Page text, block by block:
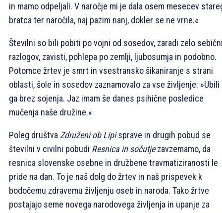
in mamo odpeljali. V naročje mi je dala osem mesecev
bratca ter naročila, naj pazim nanj, dokler se ne vrne.«
Številni so bili pobiti po vojni od sosedov, zaradi zelo
razlogov, zavisti, pohlepa po zemlji, ljubosumja in podobno.
Potomce žrtev je smrt in vsestransko šikaniranje s strani
oblasti, šole in sosedov zaznamovalo za vse življenje: »Ubili
ga brez sojenja. Jaz imam še danes psihične posledice
mučenja naše družine.«
Poleg društva Združeni ob Lipisprave in drugih pobud se
številni v civilni pobudi Resnica in sočutjezavzemamo, da
resnica slovenske osebne in družbene travmatiziranosti le
pride na dan. To je naš dolg do žrtev in naš prispevek k
bodočemu zdravemu življenju oseb in naroda. Tako žrtve
postajajo seme novega narodovega življenja in upanje za